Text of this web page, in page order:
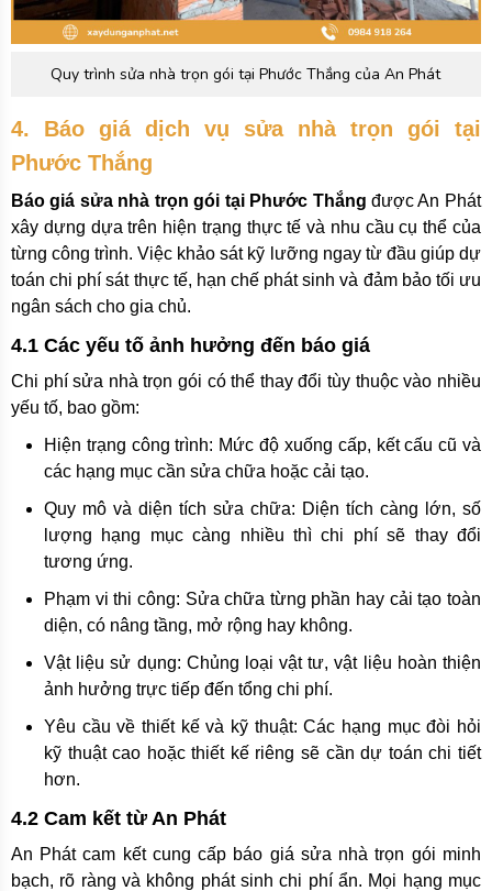
Quy trình sửa nhà trọn gói tại Phước Thắng của An Phát
4. Báo giá dịch vụ sửa nhà trọn gói tại
Phước Thắng
Báo giá sửa nhà trọn gói tại Phước Thắngđược An Phát
xây dựng dựa trên hiện trạng thực tế và nhu cầu cụ thể của
từng công trình. Việc khảo sát kỹ lưỡng ngay từ đầu giúp dự
toán chi phí sát thực tế, hạn chế phát sinh và đảm bảo tối ưu
ngân sách cho gia chủ.
4.1 Các yếu tố ảnh hưởng đến báo giá
Chi phí sửa nhà trọn gói có thể thay đổi tùy thuộc vào nhiều
yếu tố, bao gồm:
Hiện trạng công trình: Mức độ xuống cấp, kết cấu cũ và
các hạng mục cần sửa chữa hoặc cải tạo.
Quy mô và diện tích sửa chữa: Diện tích càng lớn, số
lượng hạng mục càng nhiều thì chi phí sẽ thay đổi
tương ứng.
Phạm vi thi công: Sửa chữa từng phần hay cải tạo toàn
diện, có nâng tầng, mở rộng hay không.
Vật liệu sử dụng: Chủng loại vật tư, vật liệu hoàn thiện
ảnh hưởng trực tiếp đến tổng chi phí.
Yêu cầu về thiết kế và kỹ thuật: Các hạng mục đòi hỏi
kỹ thuật cao hoặc thiết kế riêng sẽ cần dự toán chi tiết
hơn.
4.2 Cam kết từ An Phát
An Phát cam kết cung cấp báo giá sửa nhà trọn gói minh
bạch, rõ ràng và không phát sinh chi phí ẩn. Mọi hạng mục